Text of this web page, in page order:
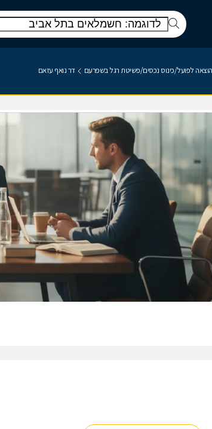
- הוצאה לפועל/כינוס נכסים/פשיטת רגל בשפרעם דר נואף עזאם